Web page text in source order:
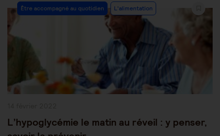
Post
Category:
Être accompagné au quotidien L'alimentation
L’hypoglycémie le matin au réveil : y penser,